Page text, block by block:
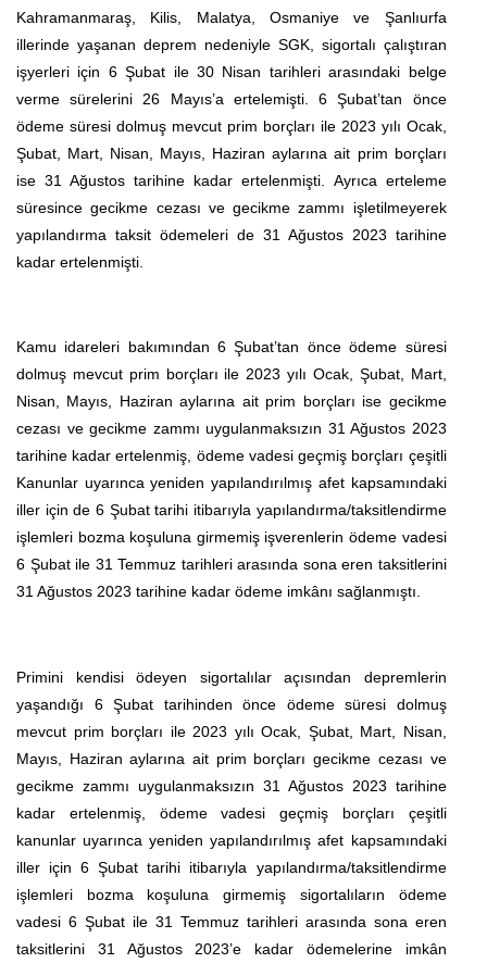
Kahramanmaraş, Kilis, Malatya, Osmaniye ve Şanlıurfa
illerinde yaşanan deprem nedeniyle SGK, sigortalı çalıştıran
işyerleri için 6 Şubat ile 30 Nisan tarihleri arasındaki belge
verme sürelerini 26 Mayıs’a ertelemişti. 6 Şubat’tan önce
ödeme süresi dolmuş mevcut prim borçları ile 2023 yılı Ocak,
Şubat, Mart, Nisan, Mayıs, Haziran aylarına ait prim borçları
ise 31 Ağustos tarihine kadar ertelenmişti. Ayrıca erteleme
süresince gecikme cezası ve gecikme zammı işletilmeyerek
yapılandırma taksit ödemeleri de 31 Ağustos 2023 tarihine
kadar ertelenmişti.
Kamu idareleri bakımından 6 Şubat’tan önce ödeme süresi
dolmuş mevcut prim borçları ile 2023 yılı Ocak, Şubat, Mart,
Nisan, Mayıs, Haziran aylarına ait prim borçları ise gecikme
cezası ve gecikme zammı uygulanmaksızın 31 Ağustos 2023
tarihine kadar ertelenmiş, ödeme vadesi geçmiş borçları çeşitli
Kanunlar uyarınca yeniden yapılandırılmış afet kapsamındaki
iller için de 6 Şubat tarihi itibarıyla yapılandırma/taksitlendirme
işlemleri bozma koşuluna girmemiş işverenlerin ödeme vadesi
6 Şubat ile 31 Temmuz tarihleri arasında sona eren taksitlerini
31 Ağustos 2023 tarihine kadar ödeme imkânı sağlanmıştı.
Primini kendisi ödeyen sigortalılar açısından depremlerin
yaşandığı 6 Şubat tarihinden önce ödeme süresi dolmuş
mevcut prim borçları ile 2023 yılı Ocak, Şubat, Mart, Nisan,
Mayıs, Haziran aylarına ait prim borçları gecikme cezası ve
gecikme zammı uygulanmaksızın 31 Ağustos 2023 tarihine
kadar ertelenmiş, ödeme vadesi geçmiş borçları çeşitli
kanunlar uyarınca yeniden yapılandırılmış afet kapsamındaki
iller için 6 Şubat tarihi itibarıyla yapılandırma/taksitlendirme
işlemleri bozma koşuluna girmemiş sigortalıların ödeme
vadesi 6 Şubat ile 31 Temmuz tarihleri arasında sona eren
taksitlerini 31 Ağustos 2023’e kadar ödemelerine imkân